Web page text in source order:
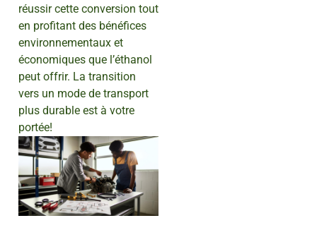
réussir cette conversion tout
en profitant des bénéfices
environnementaux et
économiques que l’éthanol
peut offrir. La transition
vers un mode de transport
plus durable est à votre
portée!